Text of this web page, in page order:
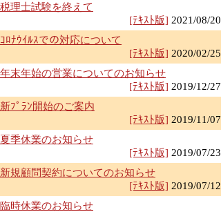
税理士試験を終えて
[ﾃｷｽﾄ版] 2021/08/20
ｺﾛﾅｳｲﾙｽでの対応について
[ﾃｷｽﾄ版] 2020/02/25
年末年始の営業についてのお知らせ
[ﾃｷｽﾄ版] 2019/12/27
新ﾌﾟﾗﾝ開始のご案内
[ﾃｷｽﾄ版] 2019/11/07
夏季休業のお知らせ
[ﾃｷｽﾄ版] 2019/07/23
新規顧問契約についてのお知らせ
[ﾃｷｽﾄ版] 2019/07/12
臨時休業のお知らせ